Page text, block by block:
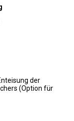
der
(Option für